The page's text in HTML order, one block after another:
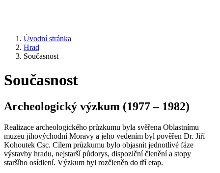
Úvodní stránka
Hrad
Současnost
Současnost
Archeologický výzkum (1977 – 1982)
Realizace archeologického průzkumu byla svěřena Oblastnímu
muzeu jihovýchodní Moravy a jeho vedením byl pověřen Dr. Jiří
Kohoutek Csc. Cílem průzkumu bylo objasnit jednotlivé fáze
výstavby hradu, nejstarší půdorys, dispoziční členění a stopy
staršího osídlení. Výzkum byl rozčleněn do tří etap.